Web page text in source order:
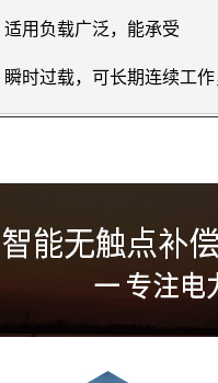
适用负载广泛，能承受
瞬时过载，可长期连续工